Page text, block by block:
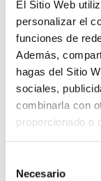
El Sitio Web
personalizar el
funciones de
Además,
hagas del Sitio
sociales,
combinarla con
proporcionado o
Necesario
conectar
productos,
duraderas
Estrategia
Te